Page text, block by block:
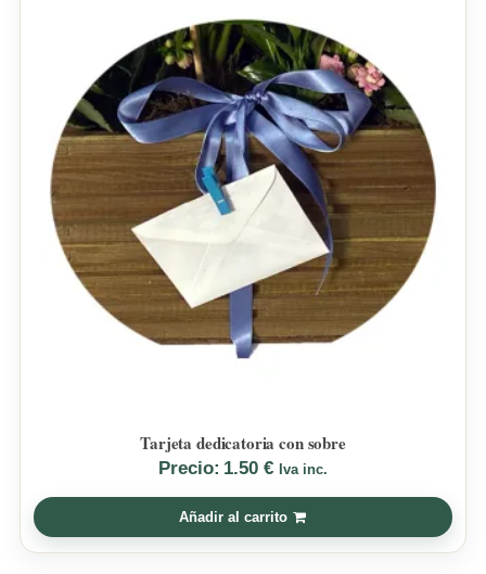
Tarjeta dedicatoria con sobre
Precio: 1.50 € Iva inc.
Añadir al carrito